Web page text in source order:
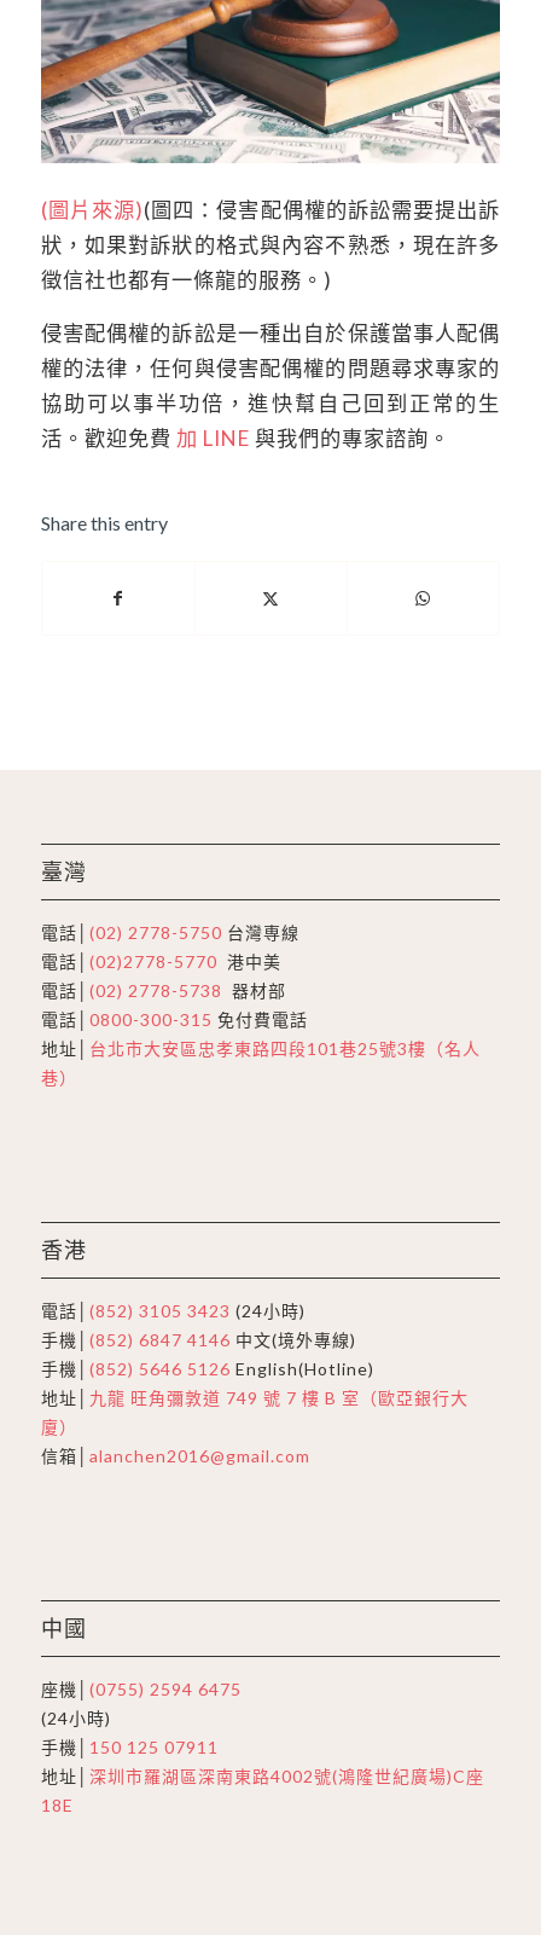
(圖片來源)(圖四：侵害配偶權的訴訟需要提出訴
狀，如果對訴狀的格式與內容不熟悉，現在許多
徵信社也都有一條龍的服務。)
侵害配偶權的訴訟是一種出自於保護當事人配偶
權的法律，任何與侵害配偶權的問題尋求專家的
協助可以事半功倍，進快幫自己回到正常的生
活。歡迎免費 加 LINE 與我們的專家諮詢。
Share this entry
臺灣
電話│ (02) 2778-5750 台灣専線
電話│ (02)2778-5770 港中美
電話│ (02) 2778-5738 器材部
電話│ 0800-300-315 免付費電話
地址│ 台北市大安區忠孝東路四段101巷25號3樓（名人
巷）
香港
電話│ (852) 3105 3423 (24小時)
手機│ (852) 6847 4146 中文(境外專線)
手機│ (852) 5646 5126 English(Hotline)
地址│ 九龍 旺角彌敦道 749 號 7 樓 B 室（歐亞銀行大
廈）
信箱│ alanchen2016@gmail.com
中國
座機│ (0755) 2594 6475
(24小時)
手機│ 150 125 07911
地址│ 深圳市羅湖區深南東路4002號(鴻隆世紀廣場)C座
18E